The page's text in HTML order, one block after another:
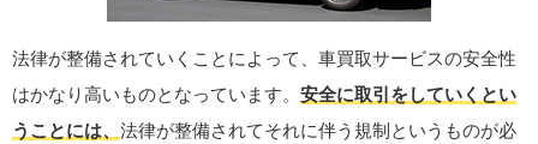
法律が整備されていくことによって、車買取サービスの安全性
はかなり高いものとなっています。 安全に取引をしていくとい
うことには、 法律が整備されてそれに伴う規制というものが必